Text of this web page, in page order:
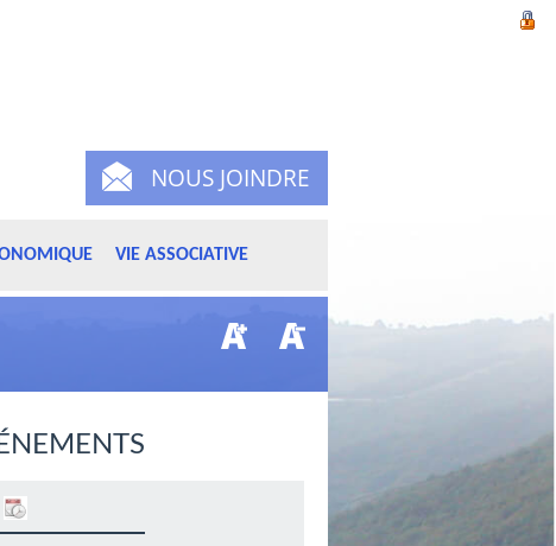
NOUS JOINDRE
VIE ASSOCIATIVE